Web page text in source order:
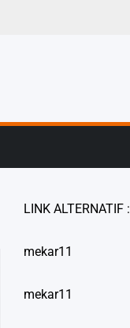
LINK ALTERNATIF :
mekar11
mekar11